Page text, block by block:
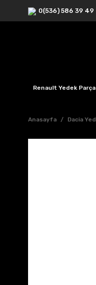
0(536) 586 39 49
Renault Yedek Parça
Anasayfa Dacia